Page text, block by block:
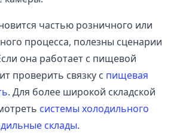
частью розничного или
процесса, полезны сценарии
она работает с пищевой
проверить связку с пищевая
. Для более широкой складской
системы холодильного
склады.